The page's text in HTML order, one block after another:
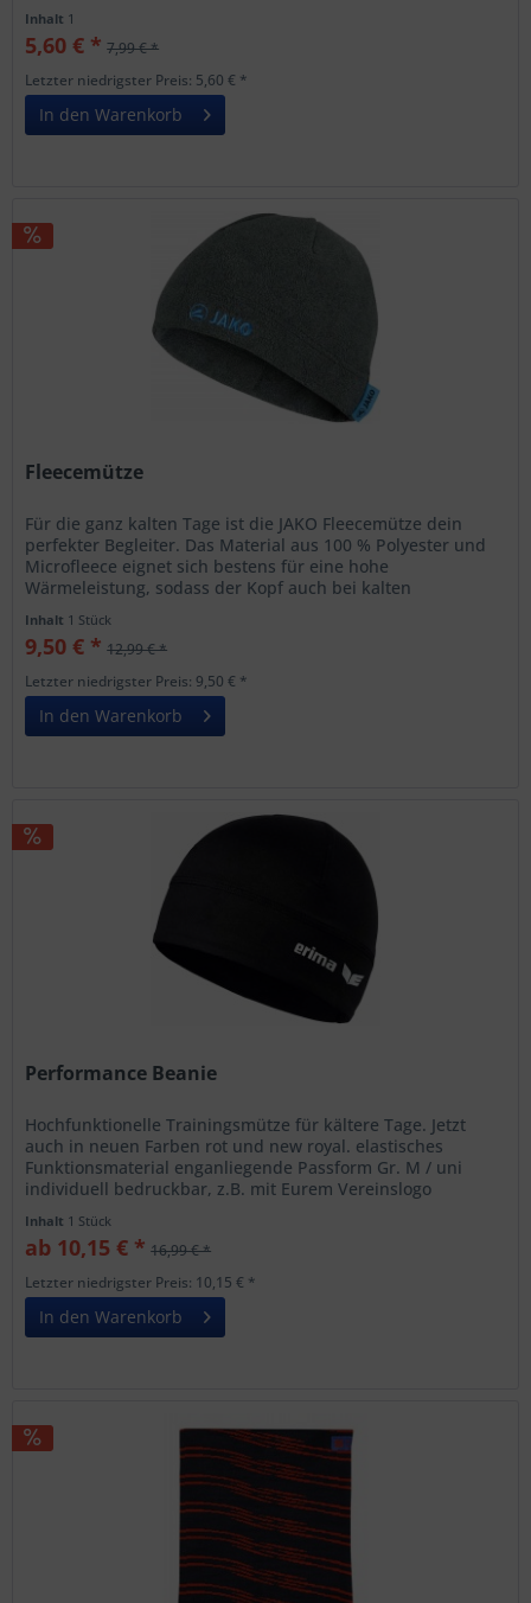
Inhalt 1
5,60 € * 7,99 € *
Letzter niedrigster Preis: 5,60 € *
In den Warenkorb
Fleecemütze
Für die ganz kalten Tage ist die JAKO Fleecemütze dein
perfekter Begleiter. Das Material aus 100 % Polyester und
Microfleece eignet sich bestens für eine hohe
Wärmeleistung, sodass der Kopf auch bei kalten
Inhalt 1 Stück
9,50 € * 12,99 € *
Letzter niedrigster Preis: 9,50 € *
In den Warenkorb
Performance Beanie
Hochfunktionelle Trainingsmütze für kältere Tage. Jetzt
auch in neuen Farben rot und new royal. elastisches
Funktionsmaterial enganliegende Passform Gr. M / uni
individuell bedruckbar, z.B. mit Eurem Vereinslogo
Inhalt 1 Stück
ab 10,15 € * 16,99 € *
Letzter niedrigster Preis: 10,15 € *
In den Warenkorb